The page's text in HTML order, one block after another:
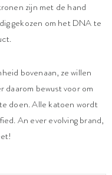
zijn met de hand
gekozen om het DNA te
bovenaan, ze willen
daarom bewust voor om
doen. Alle katoen wordt
An ever evolving brand,